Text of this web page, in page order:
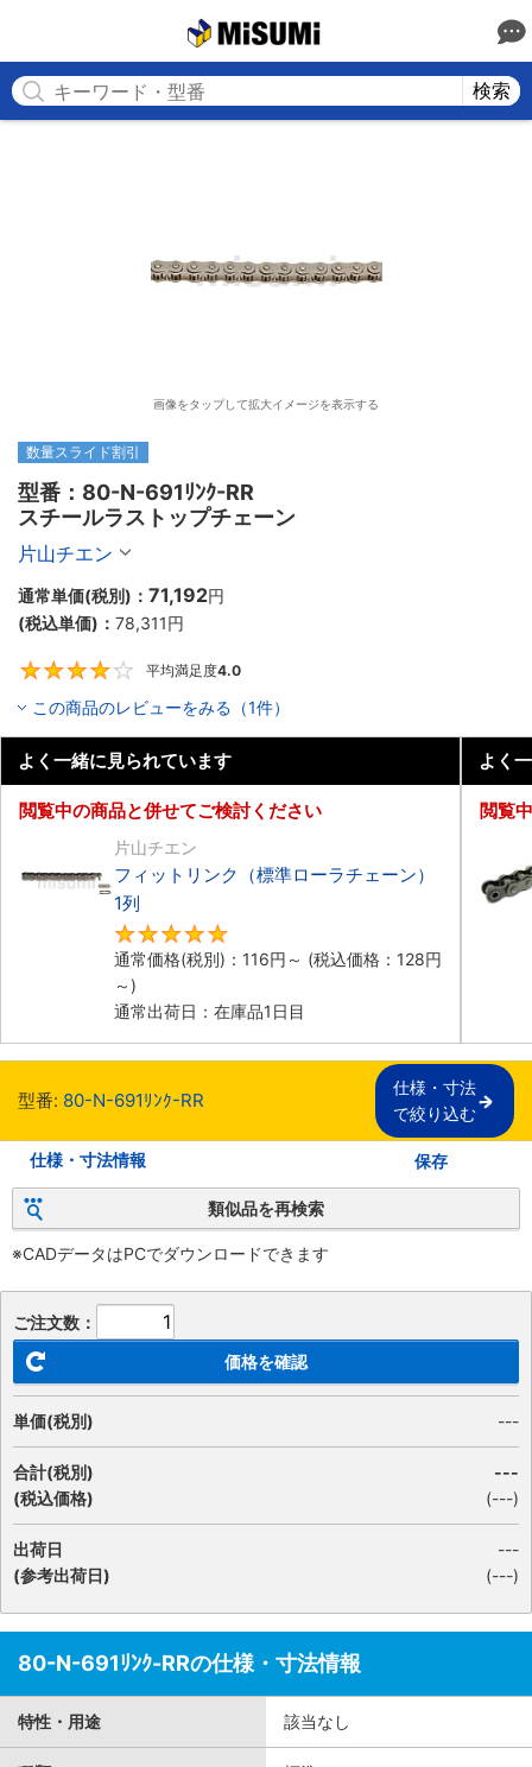
検索
画像をタップして拡大イメージを表示する
数量スライド割引
型番：80-N-691ﾘﾝｸ-RR
スチールラストップチェーン
片山チエン
通常単価(税別)： 71,192円
(税込単価)： 78,311円
平均満足度4.0
この商品のレビューをみる（1件）
よく一緒に見られています
閲覧中の商品と併せてご検討ください
片山チエン
フィットリンク（標準ローラチェーン）
1列
通常価格(税別)： 116円 ～ (税込価格： 128円
～)
通常出荷日：在庫品1日目
よく
閲覧
型番: 80-N-691ﾘﾝｸ-RR
仕様・寸法
で絞り込む
仕様・寸法情報 保存
類似品を再検索
※CADデータはPCでダウンロードできます
ご注文数：
価格を確認
単価(税別) ---
合計(税別)
(税込価格)
---
(---)
出荷日
(参考出荷日)
---
(---)
80-N-691ﾘﾝｸ-RRの仕様・寸法情報
特性・用途 該当なし